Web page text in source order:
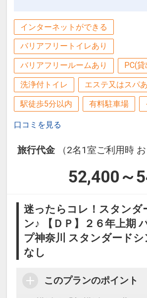
インターネットができる
バリアフリートイレあり
バリアフリールームあり PC(
洗浄付トイレ エステ又はスパ
駅徒歩5分以内 有料駐車場
口コミを見る
旅行代金
（2名1室ご利用時
52,400～
迷ったらコレ！スタンダ
ン♪ 【ＤＰ】２６年上期
プ神奈川 スタンダード
なし
このプランのポイント